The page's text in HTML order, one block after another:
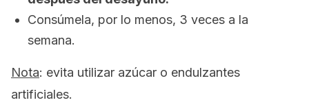
Consúmela, por lo menos, 3 veces a la
semana.
Nota: evita utilizar azúcar o endulzantes
artificiales.